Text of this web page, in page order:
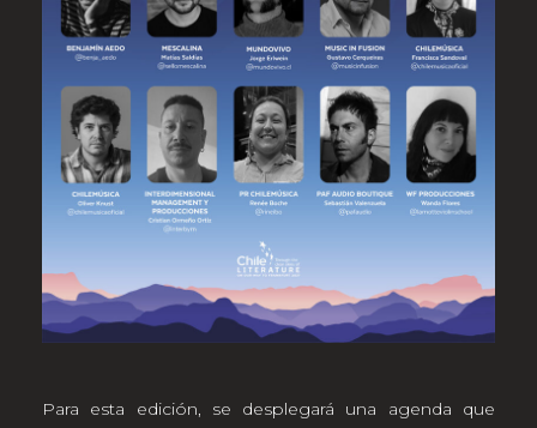
Para esta edición, se desplegará una agenda que